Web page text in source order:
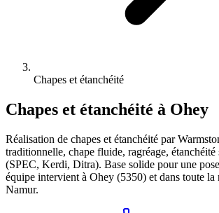
Chapes et étanchéité
Chapes et étanchéité à Ohey
Réalisation de chapes et étanchéité par
traditionnelle, chape fluide, ragréage, étanchéité
(SPEC, Kerdi, Ditra). Base solide pour une
équipe intervient à Ohey (5350) et dans toute la
Namur.